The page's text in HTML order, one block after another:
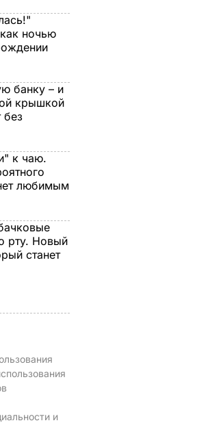
выбрал
БУЛЬВАР
ночью
банку – и
крышкой
без
к чаю.
любимым
рту. Новый
станет
и